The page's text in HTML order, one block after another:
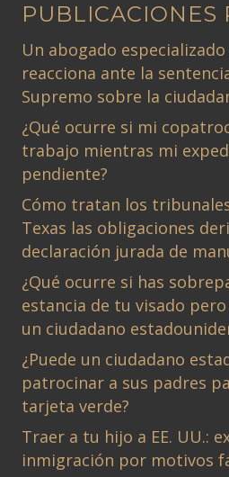
PUBLICACIONES
Un abogado
reacciona ante la
Supremo sobre la
¿Qué ocurre si mi
trabajo mientras mi
pendiente?
Cómo tratan los
Texas las obligaciones
declaración jurada de
¿Qué ocurre si has
estancia de tu visado
un ciudadano
¿Puede un ciudadano
patrocinar a sus padres
tarjeta verde?
Traer a tu hijo a EE. UU.:
inmigración por motivos